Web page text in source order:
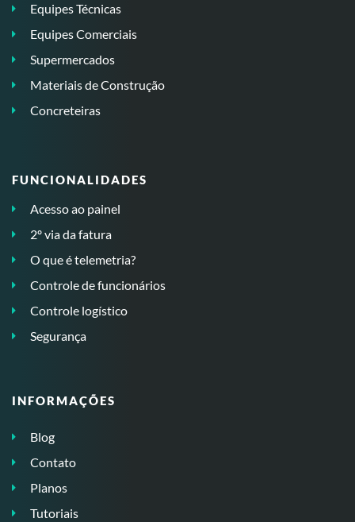
Equipes Técnicas
Equipes Comerciais
Supermercados
Materiais de Construção
Concreteiras
FUNCIONALIDADES
Acesso ao painel
2º via da fatura
O que é telemetria?
Controle de funcionários
Controle logístico
Segurança
INFORMAÇÕES
Blog
Contato
Planos
Tutoriais